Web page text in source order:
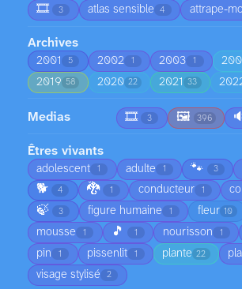
🎞️
3 atlas sensible 4 attrape-
Archives
2001 5 2002 1 2003 1
2019 58 2020 22 2021 33
Medias 🎞️ 3 🖼️ 396
Êtres vivants
adolescent 1 adulte 1 🐾 3
🐕 4 🐉 1 conducteur 1
🍃 3 figure humaine 1 fleur 10
mousse 1 🎵 1 nourisson 1
pin 1 pissenlit 1 plante 22
visage stylisé 2